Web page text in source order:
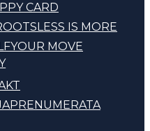
CARD
LESS IS MORE
YOUR MOVE
PRENUMERATA